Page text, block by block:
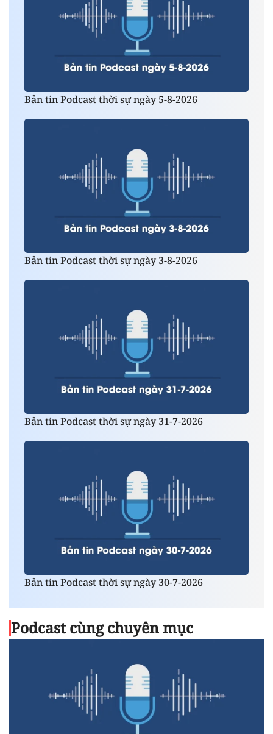
Bản tin Podcast thời sự ngày 5-8-2026
Bản tin Podcast thời sự ngày 3-8-2026
Bản tin Podcast thời sự ngày 31-7-2026
Bản tin Podcast thời sự ngày 30-7-2026
Podcast cùng chuyên mục